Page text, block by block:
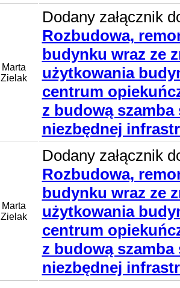
Marta
Zielak
Dodany załącznik
Rozbudowa,
budynku wraz ze
użytkowania
centrum
z budową szamba
niezbędnej
Marta
Zielak
Dodany załącznik
Rozbudowa,
budynku wraz ze
użytkowania
centrum
z budową szamba
niezbędnej